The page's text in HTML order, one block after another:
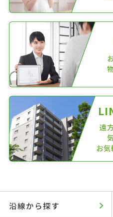
遠
お気
沿線から探す